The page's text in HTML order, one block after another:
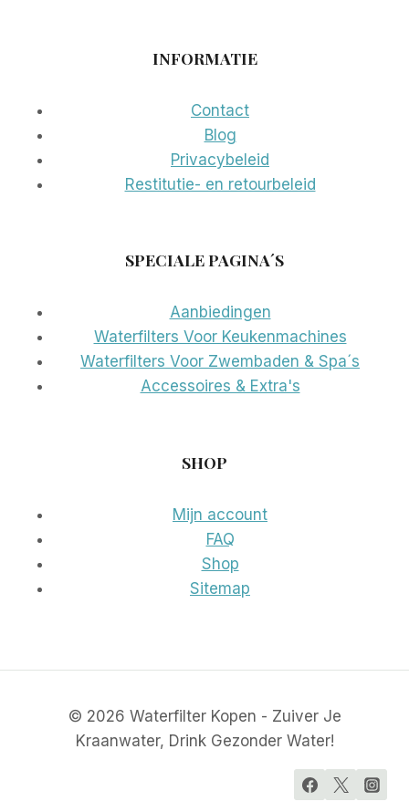
INFORMATIE
Contact
Blog
Privacybeleid
Restitutie- en retourbeleid
SPECIALE PAGINA´S
Aanbiedingen
Waterfilters Voor Keukenmachines
Waterfilters Voor Zwembaden & Spa´s
Accessoires & Extra's
SHOP
Mijn account
FAQ
Shop
Sitemap
© 2026 Waterfilter Kopen - Zuiver Je
Kraanwater, Drink Gezonder Water!